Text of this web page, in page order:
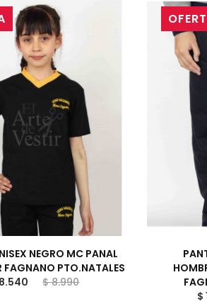
NEGRO MC PANAL
FAGNANO PTO.NATALES
$ 8.990
$